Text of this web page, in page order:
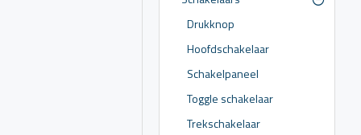
te kiezen
blijft werken,
met weinig
Drukknop
Hoofdschakelaar
Schakelpaneel
Toggle schakelaar
Trekschakelaar